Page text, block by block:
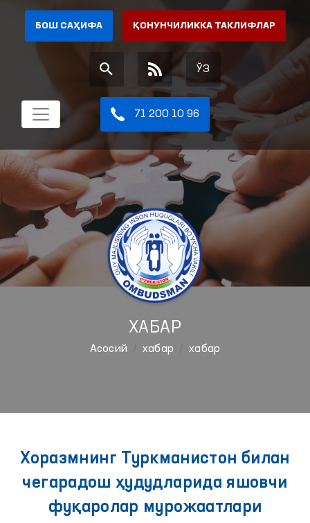
БОШ САҲИФА ҚОНУНЧИЛИККА ТАКЛИФЛАР
ЎЗ
71 200 10 96
ХАБАР
Aсосий хабар хабар
Хоразмнинг Туркманистон билан
чегарадош ҳудудларида яшовчи
фуқаролар мурожаатлари